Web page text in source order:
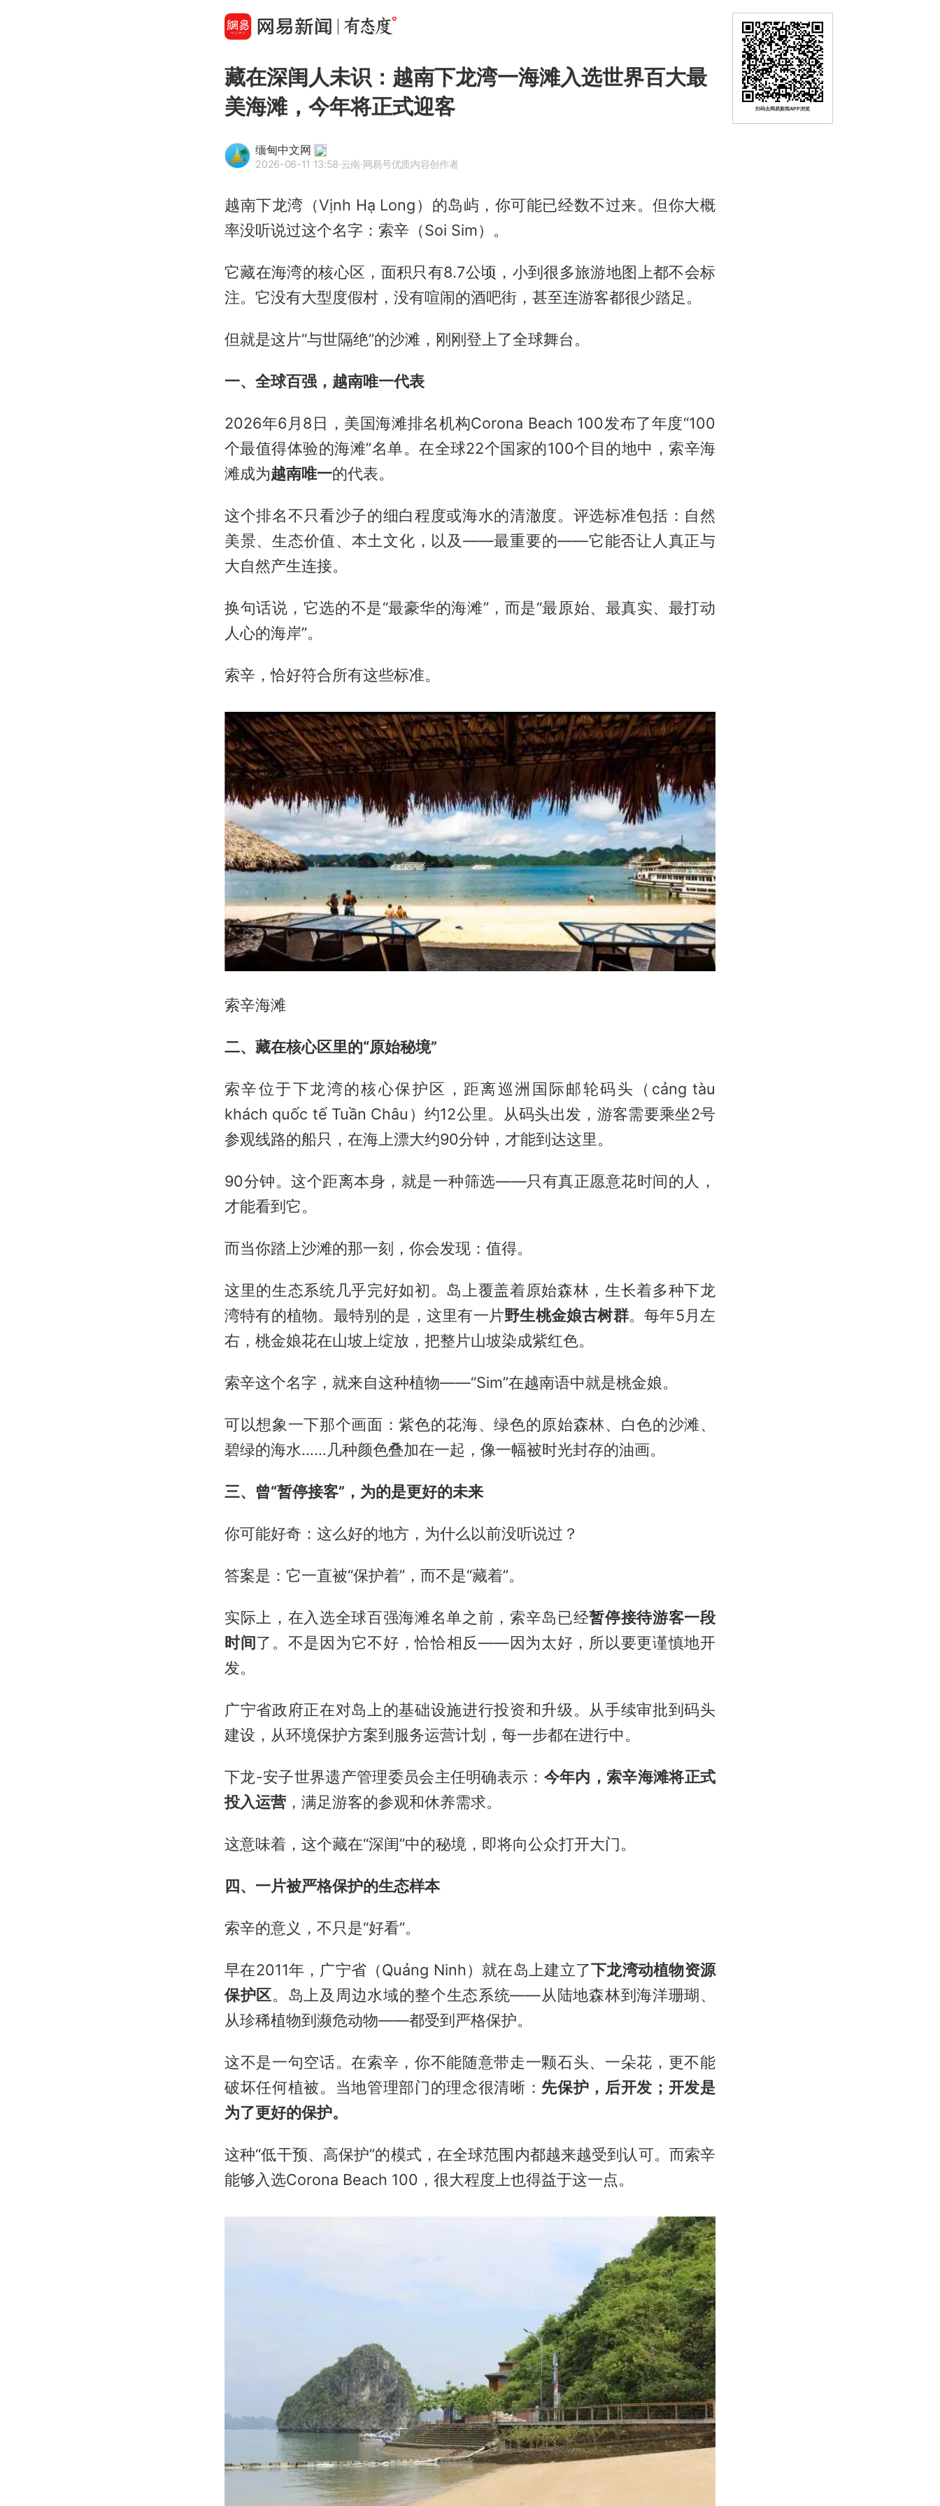
藏在深闺人未识：越南下龙湾一海滩入选世界百大最
美海滩，今年将正式迎客
缅甸中文网
2026-06-11 13:58·云南·网易号优质内容创作者
越南下龙湾（Vịnh Hạ Long）的岛屿，你可能已经数不过来。但你大概
率没听说过这个名字：索辛（Soi Sim）。
它藏在海湾的核心区，面积只有8.7公顷，小到很多旅游地图上都不会标
注。它没有大型度假村，没有喧闹的酒吧街，甚至连游客都很少踏足。
但就是这片“与世隔绝”的沙滩，刚刚登上了全球舞台。
一、全球百强，越南唯一代表
2026年6月8日，美国海滩排名机构Corona Beach 100发布了年度“100
个最值得体验的海滩”名单。在全球22个国家的100个目的地中，索辛海
滩成为越南唯一的代表。
这个排名不只看沙子的细白程度或海水的清澈度。评选标准包括：自然
美景、生态价值、本土文化，以及——最重要的——它能否让人真正与
大自然产生连接。
换句话说，它选的不是“最豪华的海滩”，而是“最原始、最真实、最打动
人心的海岸”。
索辛，恰好符合所有这些标准。
索辛海滩
二、藏在核心区里的“原始秘境”
索辛位于下龙湾的核心保护区，距离巡洲国际邮轮码头（cảng tàu
khách quốc tế Tuần Châu）约12公里。从码头出发，游客需要乘坐2号
参观线路的船只，在海上漂大约90分钟，才能到达这里。
90分钟。这个距离本身，就是一种筛选——只有真正愿意花时间的人，
才能看到它。
而当你踏上沙滩的那一刻，你会发现：值得。
这里的生态系统几乎完好如初。岛上覆盖着原始森林，生长着多种下龙
湾特有的植物。最特别的是，这里有一片野生桃金娘古树群。每年5月左
右，桃金娘花在山坡上绽放，把整片山坡染成紫红色。
索辛这个名字，就来自这种植物——“Sim”在越南语中就是桃金娘。
可以想象一下那个画面：紫色的花海、绿色的原始森林、白色的沙滩、
碧绿的海水……几种颜色叠加在一起，像一幅被时光封存的油画。
三、曾“暂停接客”，为的是更好的未来
你可能好奇：这么好的地方，为什么以前没听说过？
答案是：它一直被“保护着”，而不是“藏着”。
实际上，在入选全球百强海滩名单之前，索辛岛已经暂停接待游客一段
时间了。不是因为它不好，恰恰相反——因为太好，所以要更谨慎地开
发。
广宁省政府正在对岛上的基础设施进行投资和升级。从手续审批到码头
建设，从环境保护方案到服务运营计划，每一步都在进行中。
下龙-安子世界遗产管理委员会主任明确表示： 今年内，索辛海滩将正式
投入运营 ，满足游客的参观和休养需求。
这意味着，这个藏在“深闺”中的秘境，即将向公众打开大门。
四、一片被严格保护的生态样本
索辛的意义，不只是“好看”。
早在2011年，广宁省（Quảng Ninh）就在岛上建立了下龙湾动植物资源
保护区。岛上及周边水域的整个生态系统——从陆地森林到海洋珊瑚、
从珍稀植物到濒危动物——都受到严格保护。
这不是一句空话。在索辛，你不能随意带走一颗石头、一朵花，更不能
破坏任何植被。当地管理部门的理念很清晰： 先保护，后开发；开发是
为了更好的保护。
这种“低干预、高保护”的模式，在全球范围内都越来越受到认可。而索辛
能够入选Corona Beach 100，很大程度上也得益于这一点。
扫码去网易新闻APP浏览